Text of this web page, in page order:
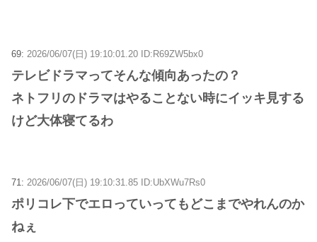
69: 2026/06/07(日) 19:10:01.20 ID:R69ZW5bx0
テレビドラマってそんな傾向あったの？
ネトフリのドラマはやることない時にイッキ見する
けど大体寝てるわ
71: 2026/06/07(日) 19:10:31.85 ID:UbXWu7Rs0
ポリコレ下でエロっていってもどこまでやれんのか
ねぇ